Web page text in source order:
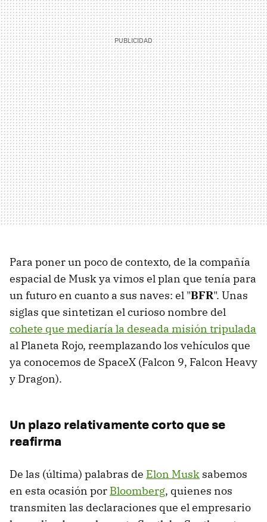
Para poner un poco de contexto, de la compañía
espacial de Musk ya vimos el plan que tenía para
un futuro en cuanto a sus naves: el "BFR". Unas
siglas que sintetizan el curioso nombre del
cohete que mediaría la deseada misión tripulada
al Planeta Rojo, reemplazando los vehículos que
ya conocemos de SpaceX (Falcon 9, Falcon Heavy
y Dragon).
Un plazo relativamente corto que se
reafirma
De las (última) palabras de Elon Musk sabemos
en esta ocasión por Bloomberg, quienes nos
transmiten las declaraciones que el empresario